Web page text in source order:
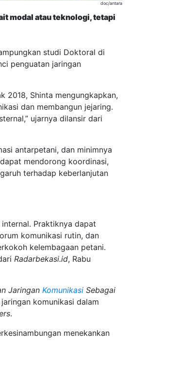
doc/antara
modal atau teknologi, tetapi
studi Doktoral di
penguatan jaringan
2018, Shinta mengungkapkan,
dan membangun jejaring.
ujarnya dilansir dari
antarpetani, dan minimnya
mendorong koordinasi,
terhadap keberlanjutan
Praktiknya dapat
komunikasi rutin, dan
kelembagaan petani.
Radarbekasi.id, Rabu
Jaringan Komunikasi Sebagai
komunikasi dalam
.
menekankan